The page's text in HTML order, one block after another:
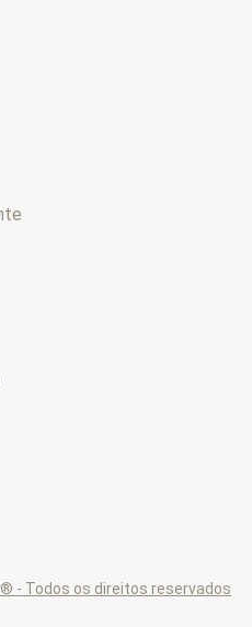
- Todos os direitos reservados